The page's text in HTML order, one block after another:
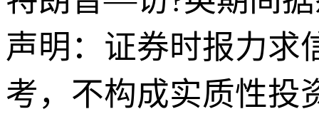
声明：证券时报力求
考，不构成实质性投